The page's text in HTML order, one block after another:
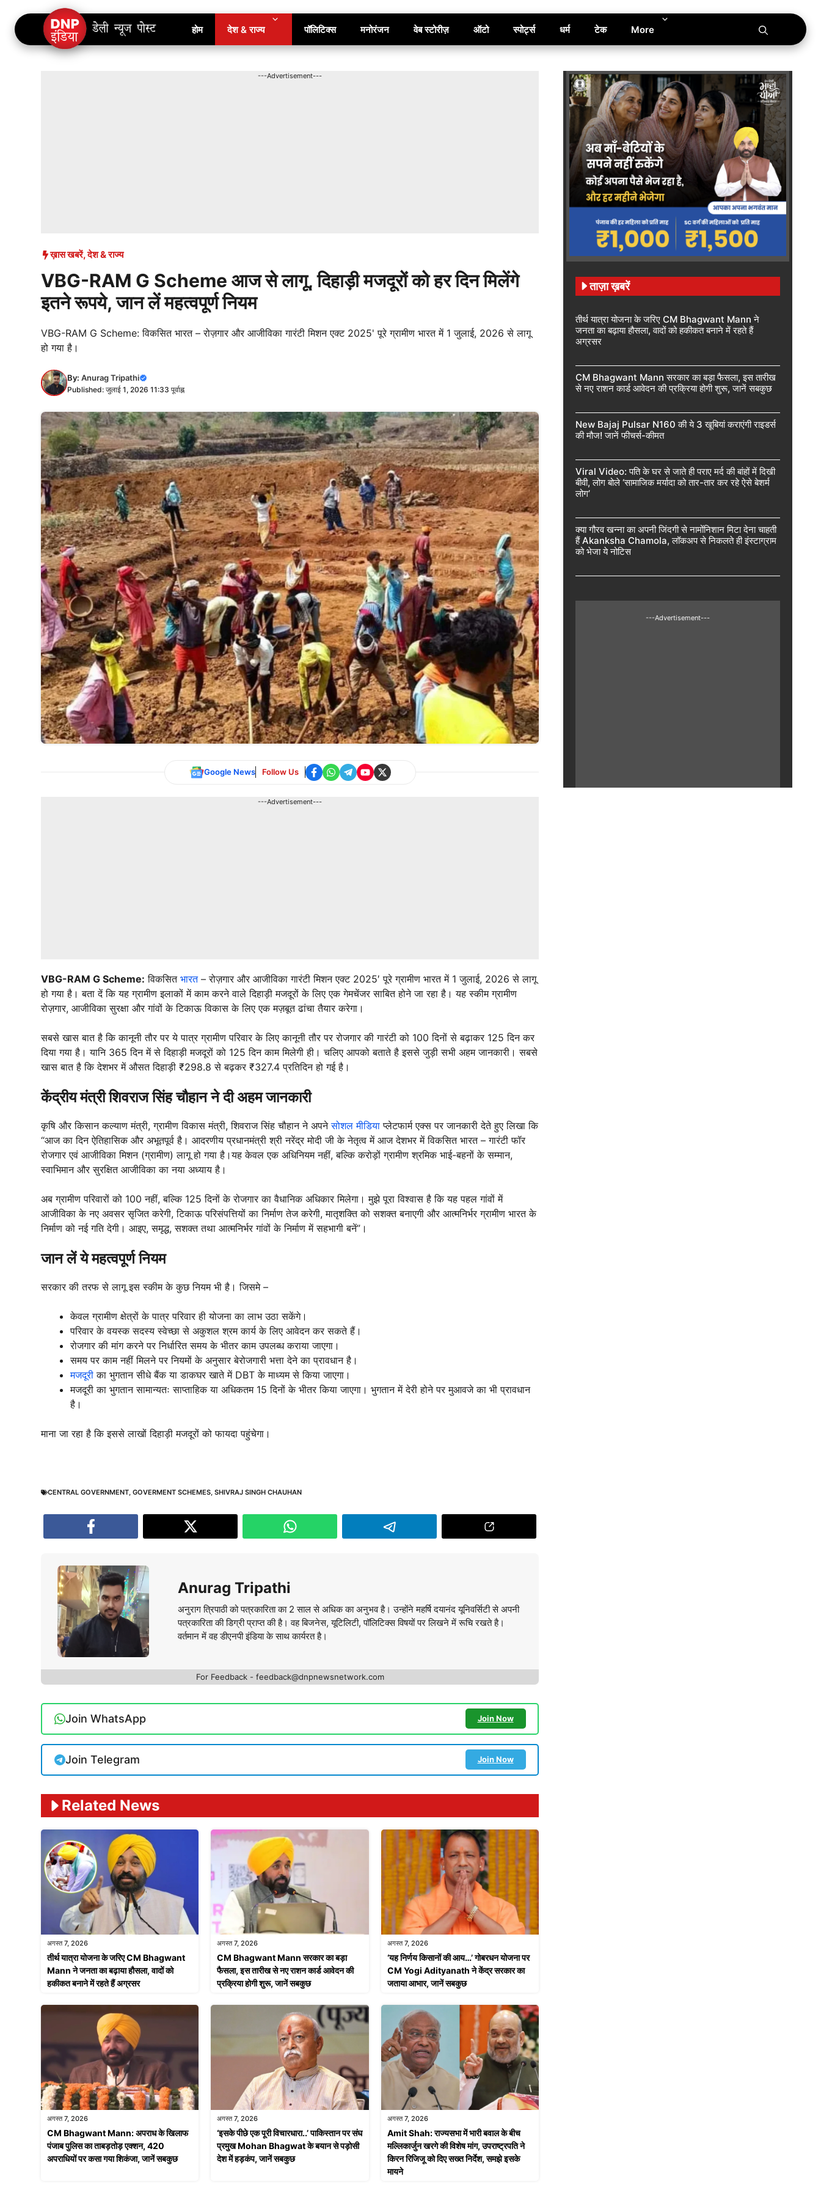
Skip
content
होम देश & राज्य पॉलिटिक्स मनोरंजन वेब स्टोरीज़ ऑटो स्पोर्ट्स धर्म टेक More
---Advertisement---
ख़ास खबरें,देश & राज्य
VBG-RAM G Scheme आज से लागू, दिहाड़ी मजदूरों को हर दिन मिलेंगे
इतने रूपये, जान लें महत्वपूर्ण नियम
VBG-RAM G Scheme: विकसित भारत – रोज़गार और आजीविका गारंटी मिशन एक्ट 2025' पूरे ग्रामीण भारत में 1 जुलाई, 2026 से लागू
हो गया है।
By: Anurag Tripathi
Published: जुलाई 1, 2026 11:33 पूर्वाह्न
Google News Follow Us
---Advertisement---
VBG-RAM G Scheme: विकसित भारत– रोज़गार और आजीविका गारंटी मिशन एक्ट 2025′ पूरे ग्रामीण भारत में 1 जुलाई, 2026 से लागू
हो गया है। बता दें कि यह ग्रामीण इलाकों में काम करने वाले दिहाड़ी मजदूरों के लिए एक गेमचेंजर साबित होने जा रहा है। यह स्कीम ग्रामीण
रोज़गार, आजीविका सुरक्षा और गांवों के टिकाऊ विकास के लिए एक मज़बूत ढांचा तैयार करेगा।
सबसे खास बात है कि कानूनी तौर पर ये पात्र ग्रामीण परिवार के लिए कानूनी तौर पर रोजगार की गारंटी को 100 दिनों से बढ़ाकर 125 दिन कर
दिया गया है। यानि 365 दिन में से दिहाड़ी मजदूरों को 125 दिन काम मिलेगी ही। चलिए आपको बताते है इससे जुड़ी सभी अहम जानकारी। सबसे
खास बात है कि देशभर में औसत दिहाड़ी ₹298.8 से बढ़कर ₹327.4 प्रतिदिन हो गई है।
केंद्रीय मंत्री शिवराज सिंह चौहान ने दी अहम जानकारी
कृषि और किसान कल्याण मंत्री, ग्रामीण विकास मंत्री, शिवराज सिंह चौहान ने अपनेसोशल मीडिया प्लेटफार्म एक्स पर जानकारी देते हुए लिखा कि
“आज का दिन ऐतिहासिक और अभूतपूर्व है। आदरणीय प्रधानमंत्री श्री नरेंद्र मोदी जी के नेतृत्व में आज देशभर में विकसित भारत – गारंटी फॉर
रोजगार एवं आजीविका मिशन (ग्रामीण) लागू हो गया है।यह केवल एक अधिनियम नहीं, बल्कि करोड़ों ग्रामीण श्रमिक भाई-बहनों के सम्मान,
स्वाभिमान और सुरक्षित आजीविका का नया अध्याय है।
अब ग्रामीण परिवारों को 100 नहीं, बल्कि 125 दिनों के रोजगार का वैधानिक अधिकार मिलेगा। मुझे पूरा विश्वास है कि यह पहल गांवों में
आजीविका के नए अवसर सृजित करेगी, टिकाऊ परिसंपत्तियों का निर्माण तेज करेगी, मातृशक्ति को सशक्त बनाएगी और आत्मनिर्भर ग्रामीण भारत के
निर्माण को नई गति देगी। आइए, समृद्ध, सशक्त तथा आत्मनिर्भर गांवों के निर्माण में सहभागी बनें”।
जान लें ये महत्वपूर्ण नियम
सरकार की तरफ से लागू इस स्कीम के कुछ नियम भी है। जिसमे –
केवल ग्रामीण क्षेत्रों के पात्र परिवार ही योजना का लाभ उठा सकेंगे।
परिवार के वयस्क सदस्य स्वेच्छा से अकुशल श्रम कार्य के लिए आवेदन कर सकते हैं।
रोजगार की मांग करने पर निर्धारित समय के भीतर काम उपलब्ध कराया जाएगा।
समय पर काम नहीं मिलने पर नियमों के अनुसार बेरोजगारी भत्ता देने का प्रावधान है।
मजदूरी का भुगतान सीधे बैंक या डाकघर खाते में DBT के माध्यम से किया जाएगा।
मजदूरी का भुगतान सामान्यतः साप्ताहिक या अधिकतम 15 दिनों के भीतर किया जाएगा। भुगतान में देरी होने पर मुआवजे का भी प्रावधान
है।
माना जा रहा है कि इससे लाखों दिहाड़ी मजदूरों को फायदा पहुंचेगा।
CENTRAL GOVERNMENT, GOVERMENT SCHEMES, SHIVRAJ SINGH CHAUHAN
Anurag Tripathi
अनुराग त्रिपाठी को पत्रकारिता का 2 साल से अधिक का अनुभव है। उन्होंने महर्षि दयानंद यूनिवर्सिटी से अपनी
पत्रकारिता की डिग्री प्राप्त की है। वह बिजनेस, यूटिलिटी, पॉलिटिक्स विषयों पर लिखने में रूचि रखते है।
वर्तमान में वह डीएनपी इंडिया के साथ कार्यरत है।
For Feedback - feedback@dnpnewsnetwork.com
Join WhatsApp Join Now
Join Telegram Join Now
Related News
अगस्त 7, 2026
तीर्थ यात्रा योजना के जरिए CM Bhagwant
Mann ने जनता का बढ़ाया हौसला, वादों को
हकीकत बनाने में रहते हैं अग्रसर
अगस्त 7, 2026
CM Bhagwant Mann सरकार का बड़ा
फैसला, इस तारीख से नए राशन कार्ड आवेदन की
प्रक्रिया होगी शुरू, जानें सबकुछ
अगस्त 7, 2026
‘यह निर्णय किसानों की आय…’ गोबरधन योजना पर
CM Yogi Adityanath ने केंद्र सरकार का
जताया आभार, जानें सबकुछ
अगस्त 7, 2026
CM Bhagwant Mann: अपराध के खिलाफ
पंजाब पुलिस का ताबड़तोड़ एक्शन, 420
अपराधियों पर कसा गया शिकंजा, जानें सबकुछ
अगस्त 7, 2026
‘इसके पीछे एक पूरी विचारधारा..’ पाकिस्तान पर संघ
प्रमुख Mohan Bhagwat के बयान से पड़ोसी
देश में हड़कंप, जानें सबकुछ
अगस्त 7, 2026
Amit Shah: राज्यसभा में भारी बवाल के बीच
मल्लिकार्जुन खरगे की विशेष मांग, उपराष्ट्रपति ने
किरन रिजिजू को दिए सख्त निर्देश, समझे इसके
मायने
ताज़ा ख़बरें
तीर्थ यात्रा योजना के जरिए CM Bhagwant Mann ने
जनता का बढ़ाया हौसला, वादों को हकीकत बनाने में रहते हैं
अग्रसर
CM Bhagwant Mann सरकार का बड़ा फैसला, इस तारीख
से नए राशन कार्ड आवेदन की प्रक्रिया होगी शुरू, जानें सबकुछ
New Bajaj Pulsar N160 की ये 3 खूबियां कराएंगी राइडर्स
की मौज! जानें फीचर्स-कीमत
Viral Video: पति के घर से जाते ही पराए मर्द की बांहों में दिखी
बीवी, लोग बोले ‘सामाजिक मर्यादा को तार-तार कर रहे ऐसे बेशर्म
लोग’
क्या गौरव खन्ना का अपनी जिंदगी से नामोंनिशान मिटा देना चाहती
हैं Akanksha Chamola, लॉकअप से निकलते ही इंस्टाग्राम
को भेजा ये नोटिस
---Advertisement---